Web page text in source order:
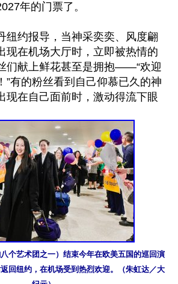
年的门票了。
纽约报导，当神采奕奕、风度翩
现在机场大厅时，立即被热情的
们献上鲜花甚至是拥抱——“欢迎
”有的粉丝看到自己仰慕已久的神
现在自己面前时，激动得流下眼
个艺术团之一）结束今年在欧美五国的巡回演
回纽约，在机场受到热烈欢迎。（朱虹达／大